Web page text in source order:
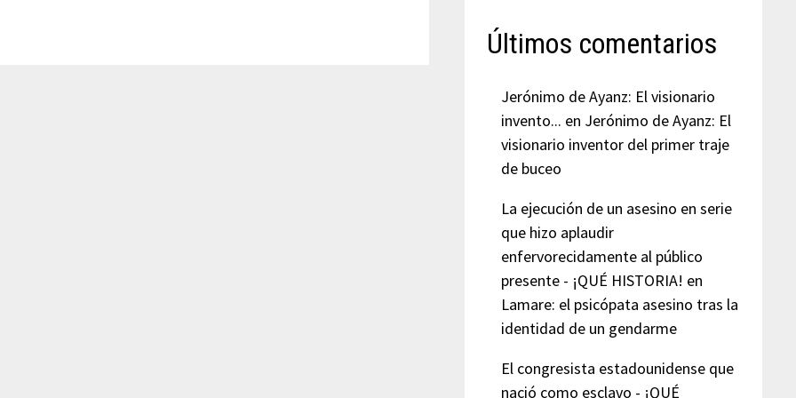
Últimos comentarios
Jerónimo de Ayanz: El visionario
invento... en Jerónimo de Ayanz: El
visionario inventor del primer traje
de buceo
La ejecución de un asesino en serie
que hizo aplaudir
enfervorecidamente al público
presente - ¡QUÉ HISTORIA! en
Lamare: el psicópata asesino tras la
identidad de un gendarme
El congresista estadounidense que
nació como esclavo - ¡QUÉ